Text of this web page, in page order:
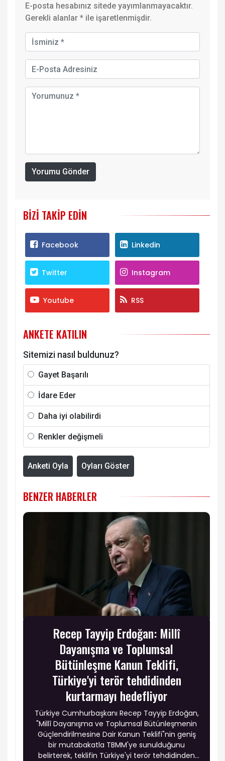
E-posta hesabınız sitede yayımlanmayacaktır.
Gerekli alanlar * ile işaretlenmişdir.
Yorumu Gönder
BIZI TAKIP EDIN
Facebook Linkedin
Twitter Instagram
Youtube RSS
ANKETE KATILIN
Sitemizi nasıl buldunuz?
Gayet Başarılı
İdare Eder
Daha iyi olabilirdi
Renkler değişmeli
Anketi Oyla Oyları Göster
BENZER HABERLER
Recep Tayyip Erdoğan: Millî
Dayanışma ve Toplumsal
Bütünleşme Kanun Teklifi,
Türkiye'yi terör tehdidinden
kurtarmayı hedefliyor
Türkiye Cumhurbaşkanı Recep Tayyip Erdoğan,
"Millî Dayanışma ve Toplumsal Bütünleşmenin
Güçlendirilmesine Dair Kanun Teklifi"nin geniş
bir mutabakatla TBMM'ye sunulduğunu
belirterek, teklifin Türkiye'yi terör tehdidinden